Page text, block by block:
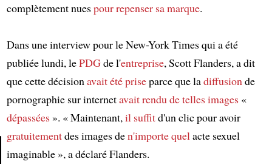
complètement nuespour repenser sa marque.
Dans une interview pour le New-York Times qui a été
publiée lundi, lePDGde l'entreprise, Scott Flanders, a dit
que cette décisionavait été priseparce que ladiffusionde
pornographie sur internetavait rendude telles images«
dépassées». « Maintenant,il suffitd'un clic pour avoir
gratuitementdes images den'importe quelacte sexuel
imaginable », a déclaré Flanders.